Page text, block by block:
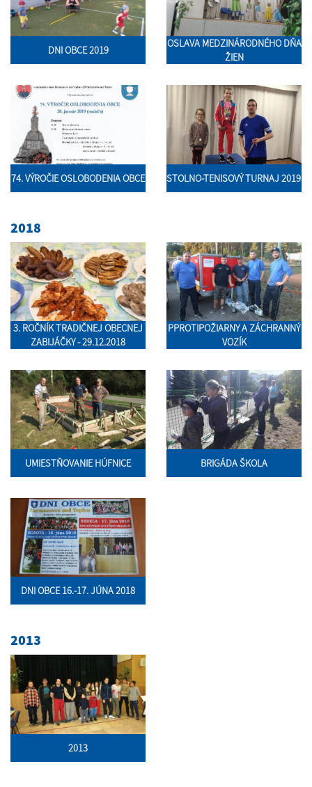
DNI OBCE 2019
OSLAVA MEDZINÁRODNÉHO DŇA
ŽIEN
74. VÝROČIE OSLOBODENIA OBCE STOLNO-TENISOVÝ TURNAJ 2019
2018
3. ROČNÍK TRADIČNEJ OBECNEJ
ZABIJÁČKY - 29.12.2018
PPROTIPOŽIARNY A ZÁCHRANNÝ
VOZÍK
UMIESTŇOVANIE HÚFNICE BRIGÁDA ŠKOLA
DNI OBCE 16.-17. JÚNA 2018
2013
2013